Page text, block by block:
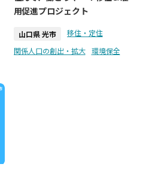
用促進プロジェクト
山口県 光市
移住・定住
関係人口の創出・拡大
環境保全